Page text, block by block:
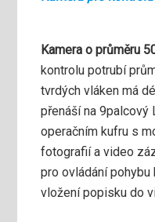
Kamera o průměru
kontrolu potrubí
tvrdých vláken má
přenáší na 9palcový
operačním kufru s
fotografií a video
pro ovládání pohybu
vložení popisku do